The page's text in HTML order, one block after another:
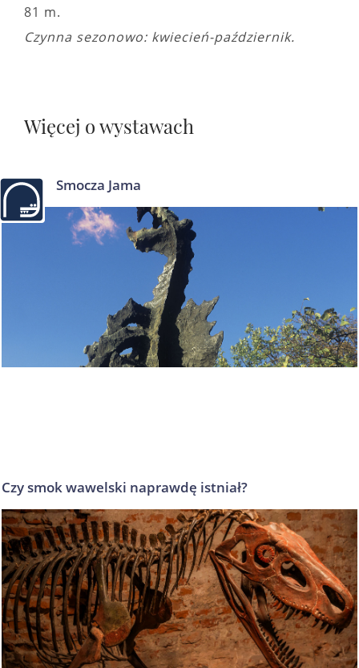
81 m.
Czynna sezonowo: kwiecień-październik.
Więcej o wystawach
Smocza Jama
Czy smok wawelski naprawdę istniał?